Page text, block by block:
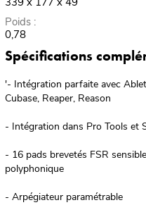
Poids :
0,78
Spécifications
'- Intégration parfaite avec
Cubase, Reaper, Reason
- Intégration dans Pro Tools et
- 16 pads brevetés FSR
polyphonique
- Arpégiateur paramétrable